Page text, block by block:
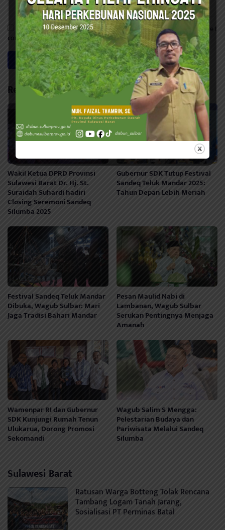
Save my name, email, and website in this browser for the next time I
comment.
Related Posts
Wakil Ketua DPRD Provinsi
Sulawesi Barat Dr. Hj. St.
Suraidah Suhardi hadiri
Closing Seremoni Sandeq
Silumba 2025
Gubernur SDK Tutup Festival
Sandeq Teluk Mandar 2025:
Tahun Depan Lebih Meriah
Festival Sandeq Teluk Mandar
Dibuka, Wagub Sulbar: Mari
Jaga Tradisi Bahari Mandar
Pesan Maulid Nabi di
Lambanan, Wagub Sulbar
Serukan Pentingnya Menjaga
Amanah
Wamenpar RI dan Gubernur
SDK Kunjungi Rumah Tenun
Ulukarua, Dorong Promosi
Sekomandi
Wagub Salim S Mengga:
Pelestarian Budaya dan
Pariwisata Melalui Sandeq
Silumba
Sulawesi Barat
Ratusan Warga Botteng Tolak Rencana
Tambang Logam Tanah Jarang,
Sosialisasi PT Perminas Batal